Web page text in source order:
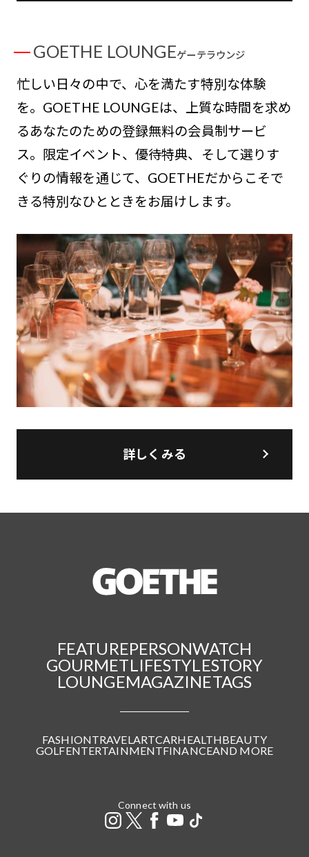
GOETHE LOUNGEゲーテラウンジ
忙しい日々の中で、心を満たす特別な体験
を。GOETHE LOUNGEは、上質な時間を求め
るあなたのための登録無料の会員制サービ
ス。限定イベント、優待特典、そして選りす
ぐりの情報を通じて、GOETHEだからこそで
きる特別なひとときをお届けします。
詳しくみる
FEATUREPERSONWATCH
GOURMETLIFESTYLESTORY
LOUNGEMAGAZINETAGS
FASHIONTRAVEL ARTCARHEALTHBEAUTY
GOLFENTERTAINMENTFINANCEAND MORE
Connect with us